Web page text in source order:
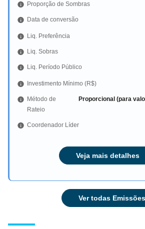
Proporção de Sombras
Data de conversão
Liq. Preferência
Liq. Sobras
Liq. Período Público
Investimento Mínimo (R$)
Método de
Rateio
Proporcional (para
Coordenador Líder
Veja mais detalhes
Ver todas Emissões